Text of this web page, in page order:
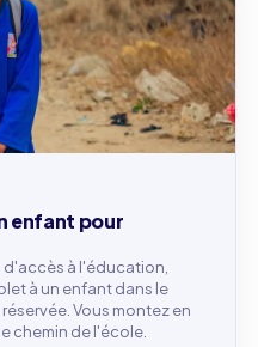
enfant pour
à l'éducation,
à un enfant dans le
Vous montez en
chemin de l'école.